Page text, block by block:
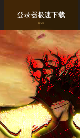
登录器极速下载
news